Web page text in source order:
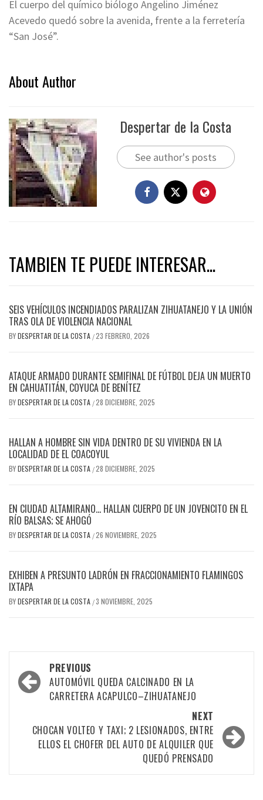
El cuerpo del químico biólogo Angelino Jiménez
Acevedo quedó sobre la avenida, frente a la ferretería
“San José”.
About Author
Despertar de la Costa
See author's posts
TAMBIEN TE PUEDE INTERESAR...
SEIS VEHÍCULOS INCENDIADOS PARALIZAN ZIHUATANEJO Y LA UNIÓN
TRAS OLA DE VIOLENCIA NACIONAL
BYDESPERTAR DE LA COSTA /23 FEBRERO, 2026
ATAQUE ARMADO DURANTE SEMIFINAL DE FÚTBOL DEJA UN MUERTO
EN CAHUATITÁN, COYUCA DE BENÍTEZ
BYDESPERTAR DE LA COSTA /28 DICIEMBRE, 2025
HALLAN A HOMBRE SIN VIDA DENTRO DE SU VIVIENDA EN LA
LOCALIDAD DE EL COACOYUL
BYDESPERTAR DE LA COSTA /28 DICIEMBRE, 2025
EN CIUDAD ALTAMIRANO… HALLAN CUERPO DE UN JOVENCITO EN EL
RÍO BALSAS; SE AHOGÓ
BYDESPERTAR DE LA COSTA /26 NOVIEMBRE, 2025
EXHIBEN A PRESUNTO LADRÓN EN FRACCIONAMIENTO FLAMINGOS
IXTAPA
BYDESPERTAR DE LA COSTA /3 NOVIEMBRE, 2025
Post
navigation
PREVIOUS
AUTOMÓVIL QUEDA CALCINADO EN LA
CARRETERA ACAPULCO–ZIHUATANEJO
NEXT
CHOCAN VOLTEO Y TAXI; 2 LESIONADOS, ENTRE
ELLOS EL CHOFER DEL AUTO DE ALQUILER QUE
QUEDÓ PRENSADO